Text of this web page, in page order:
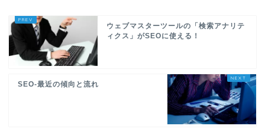
ウェブマスターツールの「検索アナリテ
ィクス」がSEOに使える！
SEO-最近の傾向と流れ